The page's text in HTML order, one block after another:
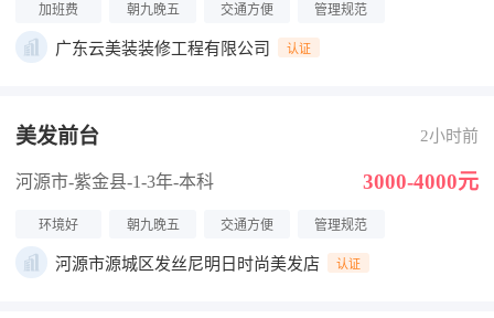
加班费 朝九晚五 交通方便 管理规范
广东云美装装修工程有限公司 认证
美发前台 2小时前
河源市-紫金县-1-3年-本科 3000-4000元
环境好 朝九晚五 交通方便 管理规范
河源市源城区发丝尼明日时尚美发店 认证